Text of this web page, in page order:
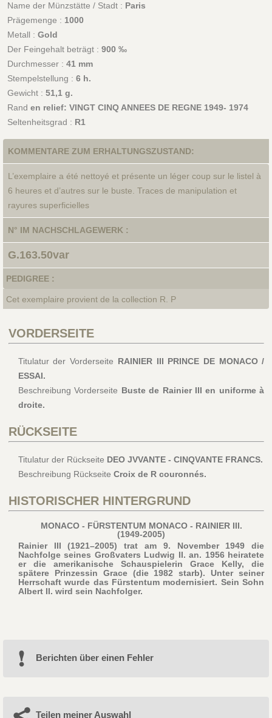
Name der Münzstätte / Stadt : Paris
Prägemenge : 1000
Metall : Gold
Der Feingehalt beträgt : 900 ‰
Durchmesser : 41 mm
Stempelstellung : 6 h.
Gewicht : 51,1 g.
Rand en relief: VINGT CINQ ANNEES DE REGNE 1949- 1974
Seltenheitsgrad : R1
KOMMENTARE ZUM ERHALTUNGSZUSTAND:
L’exemplaire a été nettoyé et présente un léger coup sur le listel à
6 heures et d’autres sur le buste. Traces de manipulation et
rayures superficielles
N° IM NACHSCHLAGEWERK :
G.163.50var
PEDIGREE :
Cet exemplaire provient de la collection R. P
VORDERSEITE
Titulatur der Vorderseite RAINIER III PRINCE DE MONACO /
ESSAI.
Beschreibung Vorderseite Buste de Rainier III en uniforme à
droite.
RÜCKSEITE
Titulatur der Rückseite DEO JVVANTE - CINQVANTE FRANCS.
Beschreibung Rückseite Croix de R couronnés.
HISTORISCHER HINTERGRUND
MONACO - FÜRSTENTUM MONACO - RAINIER III.
(1949-2005)
Rainier III (1921–2005) trat am 9. November 1949 die
Nachfolge seines Großvaters Ludwig II. an. 1956 heiratete
er die amerikanische Schauspielerin Grace Kelly, die
spätere Prinzessin Grace (die 1982 starb). Unter seiner
Herrschaft wurde das Fürstentum modernisiert. Sein Sohn
Albert II. wird sein Nachfolger.
Berichten über einen Fehler
Teilen meiner Auswahl